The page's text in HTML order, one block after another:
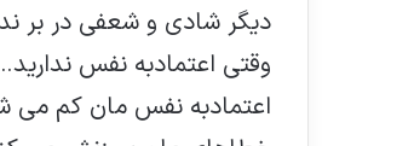
دیگر شادی و شعفی در بر
وقتی اعتمادبه نفس
اعتمادبه نفس مان کم می